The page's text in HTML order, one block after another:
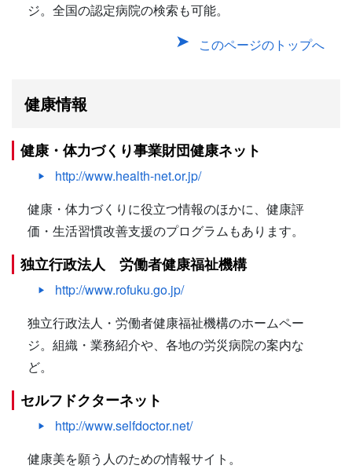
ジ。全国の認定病院の検索も可能。
このページのトップへ
健康情報
健康・体力づくり事業財団健康ネット
http://www.health-net.or.jp/
健康・体力づくりに役立つ情報のほかに、健康評
価・生活習慣改善支援のプログラムもあります。
独立行政法人 労働者健康福祉機構
http://www.rofuku.go.jp/
独立行政法人・労働者健康福祉機構のホームペー
ジ。組織・業務紹介や、各地の労災病院の案内な
ど。
セルフドクターネット
http://www.selfdoctor.net/
健康美を願う人のための情報サイト。